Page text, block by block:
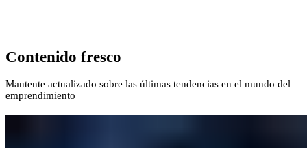
Contenido fresco
Mantente actualizado sobre las últimas tendencias en el mundo del
emprendimiento